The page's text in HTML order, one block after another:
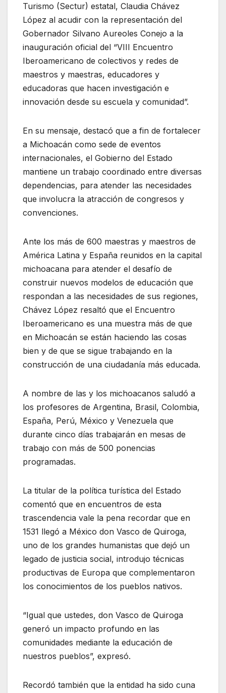
Turismo (Sectur) estatal, Claudia Chávez
López al acudir con la representación del
Gobernador Silvano Aureoles Conejo a la
inauguración oficial del “VIII Encuentro
Iberoamericano de colectivos y redes de
maestros y maestras, educadores y
educadoras que hacen investigación e
innovación desde su escuela y comunidad”.
En su mensaje, destacó que a fin de fortalecer
a Michoacán como sede de eventos
internacionales, el Gobierno del Estado
mantiene un trabajo coordinado entre diversas
dependencias, para atender las necesidades
que involucra la atracción de congresos y
convenciones.
Ante los más de 600 maestras y maestros de
América Latina y España reunidos en la capital
michoacana para atender el desafío de
construir nuevos modelos de educación que
respondan a las necesidades de sus regiones,
Chávez López resaltó que el Encuentro
Iberoamericano es una muestra más de que
en Michoacán se están haciendo las cosas
bien y de que se sigue trabajando en la
construcción de una ciudadanía más educada.
A nombre de las y los michoacanos saludó a
los profesores de Argentina, Brasil, Colombia,
España, Perú, México y Venezuela que
durante cinco días trabajarán en mesas de
trabajo con más de 500 ponencias
programadas.
La titular de la política turística del Estado
comentó que en encuentros de esta
trascendencia vale la pena recordar que en
1531 llegó a México don Vasco de Quiroga,
uno de los grandes humanistas que dejó un
legado de justicia social, introdujo técnicas
productivas de Europa que complementaron
los conocimientos de los pueblos nativos.
“Igual que ustedes, don Vasco de Quiroga
generó un impacto profundo en las
comunidades mediante la educación de
nuestros pueblos”, expresó.
Recordó también que la entidad ha sido cuna